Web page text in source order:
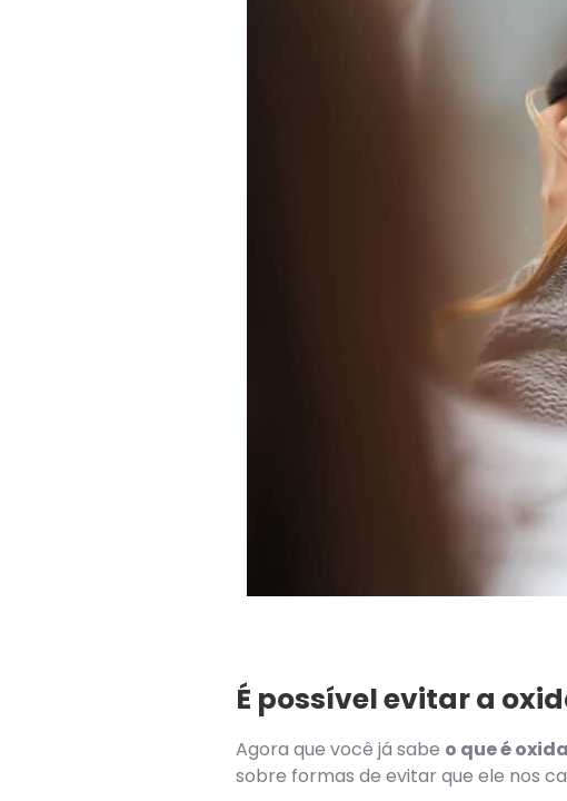
É possível evitar a
Agora que você já sabe o que é
sobre formas de evitar que ele nos